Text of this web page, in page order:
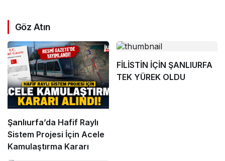
Göz Atın
Şanlıurfa’da Hafif Raylı
Sistem Projesi İçin Acele
Kamulaştırma Kararı
FİLİSTİN İÇİN ŞANLIURFA
TEK YÜREK OLDU